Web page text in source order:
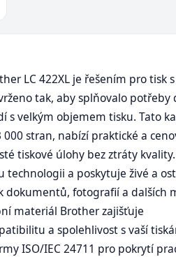
LC 422XL je řešením pro tisk
tak, aby splňovalo potřeby
s velkým objemem tisku. Tato
stran, nabízí praktické a
tiskové úlohy bez ztráty
technologii a poskytuje živé a
dokumentů, fotografií a dalších
materiál Brother zajišťuje
a spolehlivost s vaší
ISO/IEC 24711 pro pokrytí